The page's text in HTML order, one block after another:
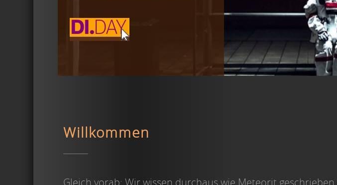
Willkommen
Gleich vorab: Wir wissen durchaus wie Meteorit